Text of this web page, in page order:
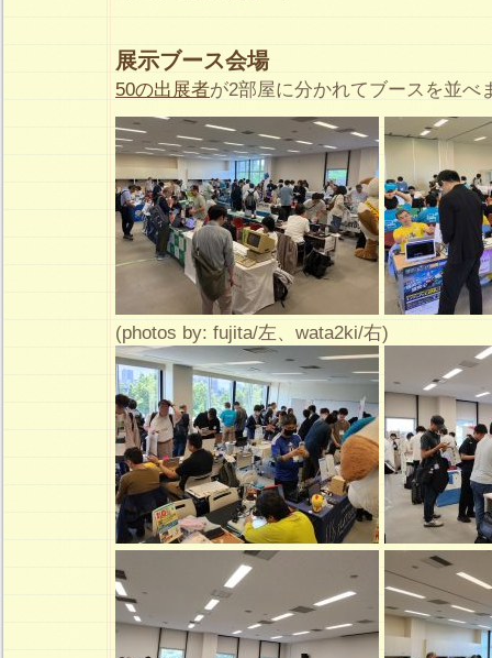
展示ブース会場
50の出展者が2部屋に分かれてブースを並べ
(photos by: fujita/左、wata2ki/右)